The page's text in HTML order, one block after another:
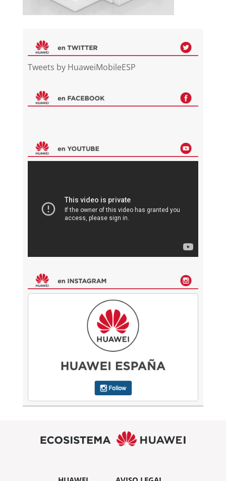
Tweets by HuaweiMobileESP